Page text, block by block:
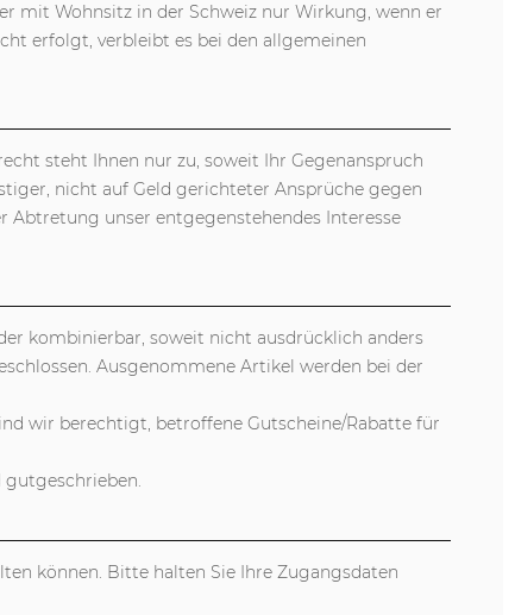
mit Wohnsitz in der Schweiz nur Wirkung, wenn er
erfolgt, verbleibt es bei den allgemeinen
steht Ihnen nur zu, soweit Ihr Gegenanspruch
nicht auf Geld gerichteter Ansprüche gegen
unser entgegenstehendes Interesse
kombinierbar, soweit nicht ausdrücklich anders
Ausgenommene Artikel werden bei der
wir berechtigt, betroffene Gutscheine/Rabatte für
können. Bitte halten Sie Ihre Zugangsdaten